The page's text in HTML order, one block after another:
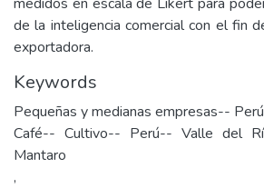
de la inteligencia comercial con el fin
exportadora.
Keywords
Pequeñas y medianas empresas-- Perú
Café-- Cultivo-- Perú-- Valle del
Mantaro
,